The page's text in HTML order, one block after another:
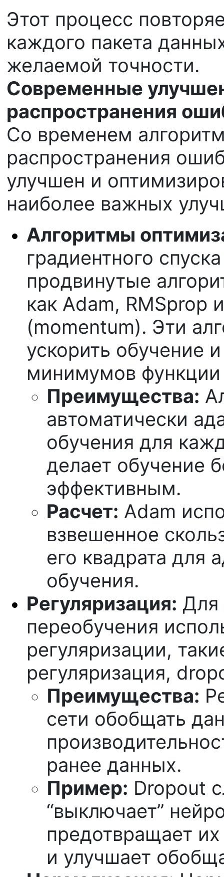
Этот процесс
каждого пакета
желаемой точности.
Современные
распространения
Со временем
распространения
улучшен и
наиболее важных
Алгоритмы
градиентного
продвинутые
как Adam, RMSprop
(momentum). Эти
ускорить обучение
минимумов функции
Преимущества:
автоматически
обучения для
делает обучение
эффективным.
Расчет: Adam
взвешенное
его квадрата для
обучения.
Регуляризация: Для
переобучения
регуляризации,
регуляризация,
Преимущества:
сети обобщать
ранее данных.
Пример: Dropout
“выключает”
предотвращает
и улучшает